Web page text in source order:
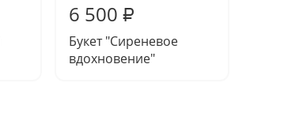
6 500 ₽
Букет "Сиреневое
вдохновение"